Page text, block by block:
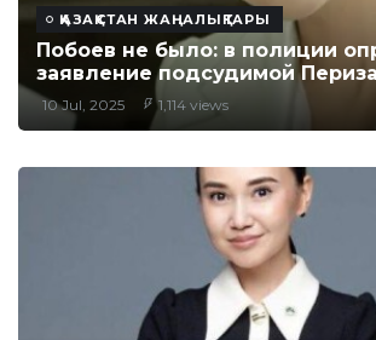
ҚАЗАҚСТАН ЖАҢАЛЫҚТАРЫ
Побоев не было: в полиции
заявление подсудимой
10 Jul, 2025 1,114 views